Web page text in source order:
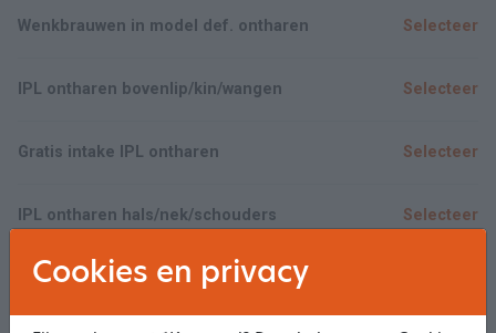
Wenkbrauwen in model def. ontharen Selecteer
IPL ontharen bovenlip/kin/wangen Selecteer
Gratis intake IPL ontharen Selecteer
IPL ontharen hals/nek/schouders Selecteer
IPL ontharen Borst/Buik/Rug
Cookies en privacy